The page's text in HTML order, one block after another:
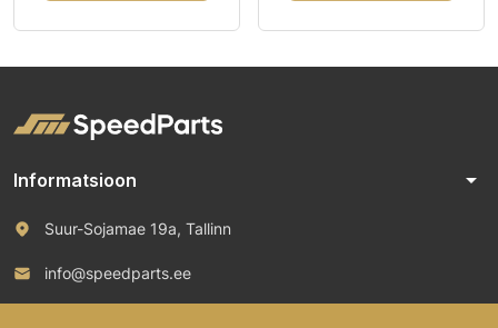
Informatsioon arrow_drop_down
Suur-Sojamae 19a, Tallinn
info@speedparts.ee